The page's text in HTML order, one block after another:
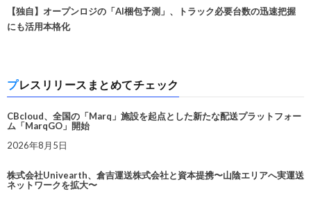
【独自】オープンロジの「AI梱包予測」、トラック必要台数の迅速把握
にも活用本格化
プレスリリースまとめてチェック
CBcloud、全国の「Marq」施設を起点とした新たな配送プラットフォー
ム「MarqGO」開始
2026年8月5日
株式会社Univearth、倉吉運送株式会社と資本提携〜山陰エリアへ実運送
ネットワークを拡大〜